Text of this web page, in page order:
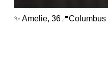
✨ Amelie, 36📍Columbus